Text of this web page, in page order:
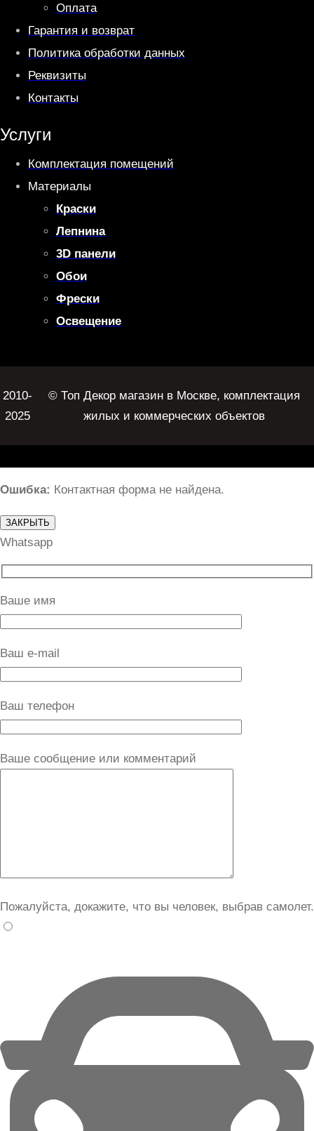
Оплата
Гарантия и возврат
Политика обработки данных
Реквизиты
Контакты
Услуги
Комплектация помещений
Материалы
Краски
Лепнина
3D панели
Обои
Фрески
Освещение
2010-
2025
© Топ Декор магазин в Москве, комплектация
жилых и коммерческих объектов
Ошибка: Контактная форма не найдена.
ЗАКРЫТЬ
Whatsapp
Ваше имя
Ваш e-mail
Ваш телефон
Ваше сообщение или комментарий
Пожалуйста, докажите, что вы человек, выбрав самолет.